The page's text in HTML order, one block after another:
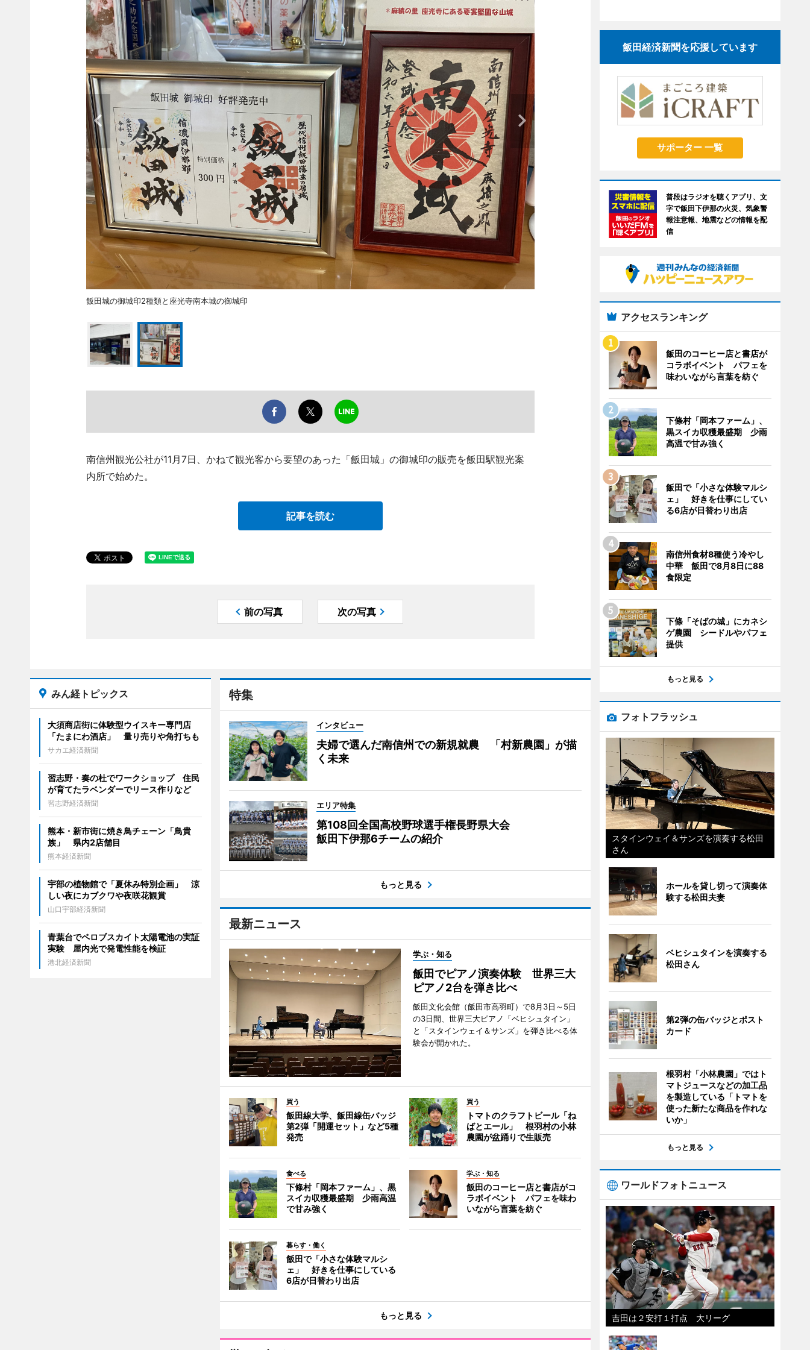
飯田城の御城印2種類と座光寺南本城の御城印
南信州観光公社が11月7日、かねて観光客から要望のあった「飯田城」の御城印の販売を飯田駅観光案
内所で始めた。
記事を読む
前の写真 次の写真
特集
インタビュー
夫婦で選んだ南信州での新規就農 「村新農園」が描
く未来
エリア特集
第108回全国高校野球選手権長野県大会
飯田下伊那6チームの紹介
もっと見る
最新ニュース
学ぶ・知る
飯田でピアノ演奏体験 世界三大
ピアノ2台を弾き比べ
飯田文化会館（飯田市高羽町）で8月3日～5日
の3日間、世界三大ピアノ「ベヒシュタイン」
と「スタインウェイ＆サンズ」を弾き比べる体
験会が開かれた。
買う
飯田線大学、飯田線缶バッジ
第2弾「開運セット」など5種
発売
買う
トマトのクラフトビール「ね
ばとエール」 根羽村の小林
農園が盆踊りで生販売
食べる
下條村「岡本ファーム」、黒
スイカ収穫最盛期 少雨高温
で甘み強く
学ぶ・知る
飯田のコーヒー店と書店がコ
ラボイベント パフェを味わ
いながら言葉を紡ぐ
暮らす・働く
飯田で「小さな体験マルシ
ェ」 好きを仕事にしている
6店が日替わり出店
もっと見る
みん経トピックス
大須商店街に体験型ウイスキー専門店
「たまにわ酒店」 量り売りや角打ちも
サカエ経済新聞
習志野・奏の杜でワークショップ 住民
が育てたラベンダーでリース作りなど
習志野経済新聞
熊本・新市街に焼き鳥チェーン「鳥貴
族」 県内2店舗目
熊本経済新聞
宇部の植物館で「夏休み特別企画」 涼
しい夜にカブクワや夜咲花観賞
山口宇部経済新聞
青葉台でペロブスカイト太陽電池の実証
実験 屋内光で発電性能を検証
港北経済新聞
飯田経済新聞を応援しています
サポーター 一覧
普段はラジオを聴くアプリ、文
字で飯田下伊那の火災、気象警
報注意報、地震などの情報を配
信
アクセスランキング
飯田のコーヒー店と書店が
コラボイベント パフェを
味わいながら言葉を紡ぐ
下條村「岡本ファーム」、
黒スイカ収穫最盛期 少雨
高温で甘み強く
飯田で「小さな体験マルシ
ェ」 好きを仕事にしてい
る6店が日替わり出店
南信州食材8種使う冷やし
中華 飯田で8月8日に88
食限定
下條「そばの城」にカネシ
ゲ農園 シードルやパフェ
提供
もっと見る
フォトフラッシュ
スタインウェイ＆サンズを演奏する松田
さん
ホールを貸し切って演奏体
験する松田夫妻
ベヒシュタインを演奏する
松田さん
第2弾の缶バッジとポスト
カード
根羽村「小林農園」ではト
マトジュースなどの加工品
を製造している「トマトを
使った新たな商品を作れな
いか」
もっと見る
ワールドフォトニュース
吉田は２安打１打点 大リーグ